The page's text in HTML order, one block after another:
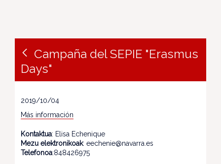
Campaña del SEPIE "Erasmus
Days"
2019/10/04
Más información
Kontaktua: Elisa Echenique
Mezu elektronikoak: eechenie@navarra.es
Telefonoa:848426975